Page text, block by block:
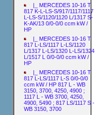
|_ MERCEDES 10-16 T
817 K-L-LS-S/917/1117/1117
L-LS-S/1120/1120 L/1317 S-
K-AK/13 0/0-0/0 ccm kW /
HP
|_ MERCEDES 10-16 T
817 L-LS/1117 L-LS/1120
L/1317 L-LS/1320 L-LS/1324
L/1517 L 0/0-0/0 ccm kW /
HP
|_ MERCEDES 10-16 T
817 L-LS/1117 L-S 0/0-0/0
ccm kW / HP 817 L - WB
3150, 3700, 4250, 4900 ;
1117 L - WB 3700, 4250,
4900, 5490 ; 817 LS/1117 S -
WB 3150, 3700